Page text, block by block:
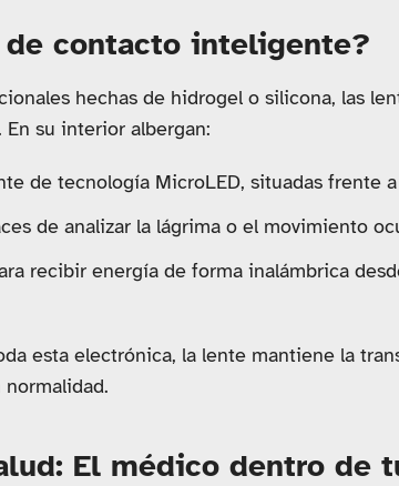
de contacto inteligente?
hechas de hidrogel o silicona, las
su interior albergan:
de tecnología MicroLED, situadas frente
de analizar la lágrima o el movimiento
recibir energía de forma inalámbrica
esta electrónica, la lente mantiene la
El médico dentro de